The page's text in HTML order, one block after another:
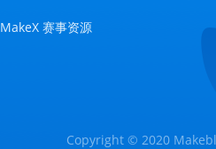
MakeX 赛事资源
Copyright © 2020